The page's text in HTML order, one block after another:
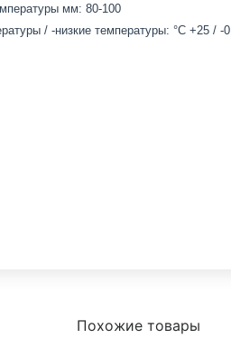
мм: 80-100
/ -низкие температуры: °С +25 / -0
Похожие товары